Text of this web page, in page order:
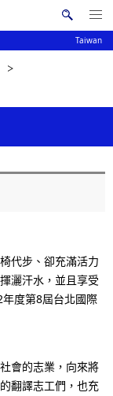
Taiwan
搜
索
Me
nu
Op
代步、卻充滿活力
灑汗水，並且享受
度第8屆台北國際
會的志業，向來將
翻譯志工們，也充